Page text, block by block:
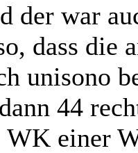
der war
dass die
unisono
44
einer